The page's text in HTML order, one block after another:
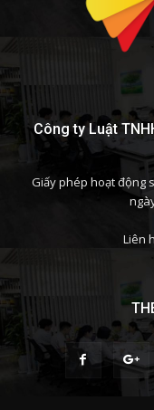
Công ty Luật
Giấy phép hoạt động
Liên